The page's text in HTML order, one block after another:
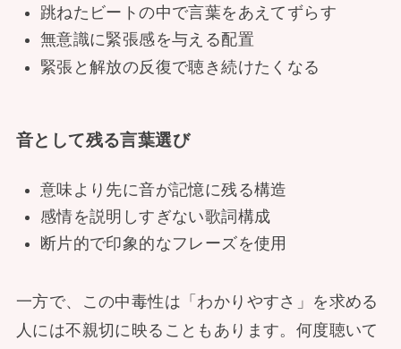
跳ねたビートの中で言葉をあえてずらす
無意識に緊張感を与える配置
緊張と解放の反復で聴き続けたくなる
音として残る言葉選び
意味より先に音が記憶に残る構造
感情を説明しすぎない歌詞構成
断片的で印象的なフレーズを使用
一方で、この中毒性は「わかりやすさ」を求める
人には不親切に映ることもあります。何度聴いて